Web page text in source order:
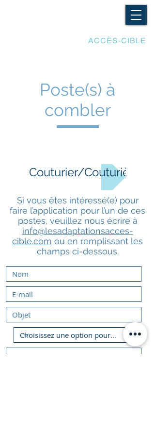
LES ADAPTATIONSACCÈS-CIBLE
Poste(s) à
combler
Couturier/Couturière
Si vous êtes intéressé(e) pour
faire l’application pour l’un de ces
postes, veuillez nous écrire à
info@lesadaptationsacces-
cible.com ou en remplissant les
champs ci-dessous.